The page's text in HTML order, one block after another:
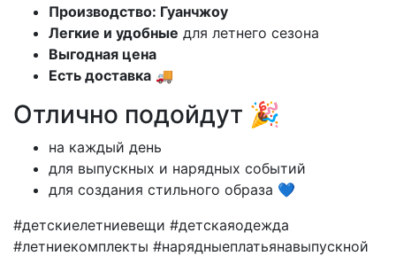
Производство: Гуанчжоу
Легкие и удобные для летнего сезона
Выгодная цена
Есть доставка 🚚
Отлично подойдут 🎉
на каждый день
для выпускных и нарядных событий
для создания стильного образа 💙
#детскиелетниевещи #детскаяодежда
#летниекомплекты #нарядныеплатьянавыпускной